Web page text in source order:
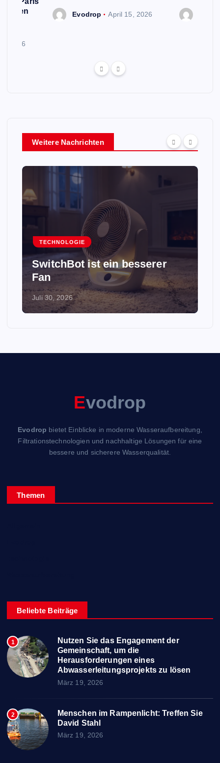
neuen
2026
Evodrop April 15, 2026
Weitere Nachrichten
TECHNOLOGIE
SwitchBot ist ein besserer
Fan
Juli 30, 2026
Evodrop
Evodrop bietet Einblicke in moderne Wasseraufbereitung,
Filtrationstechnologien und nachhaltige Lösungen für eine
bessere und sicherere Wasserqualität.
Themen
Beliebte Beiträge
1
Nutzen Sie das Engagement der
Gemeinschaft, um die
Herausforderungen eines
Abwasserleitungsprojekts zu lösen
März 19, 2026
2
Menschen im Rampenlicht: Treffen Sie
David Stahl
März 19, 2026